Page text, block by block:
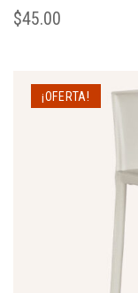
$45.00
¡OFERTA!